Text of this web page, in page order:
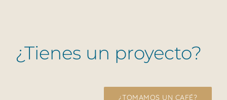
¿Tienes un proyecto?
¿TOMAMOS UN CAFÉ?